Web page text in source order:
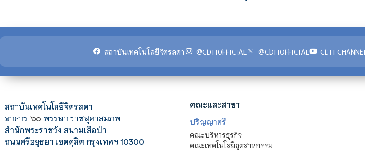
สถาบันเทคโนโลยีจิตรลดา @CDTIOFFICIAL @CDTIOFFICIAL CDTI CHANNEL
สถาบันเทคโนโลยีจิตรลดา
อาคาร ๖๐ พรรษา ราชสุดาสมภพ
สำนักพระราชวัง สนามเสือป่า
ถนนศรีอยุธยา เขตดุสิต กรุงเทพฯ 10300
คณะและสาขา
ปริญญาตรี
คณะบริหารธุรกิจ
คณะเทคโนโลยีอุตสาหกรรม